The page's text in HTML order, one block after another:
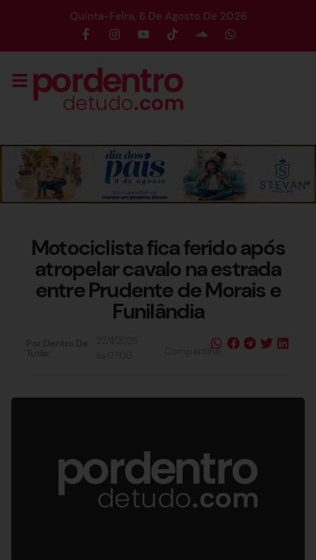
Quinta-Feira, 6 De Agosto De 2026
Motociclista fica ferido após
atropelar cavalo na estrada
entre Prudente de Morais e
Funilândia
Compartilhe